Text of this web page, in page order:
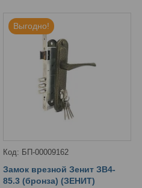
Выгодно!
БП-00009162
Замок врезной Зенит ЗВ4-
85.3 (бронза) (ЗЕНИТ)